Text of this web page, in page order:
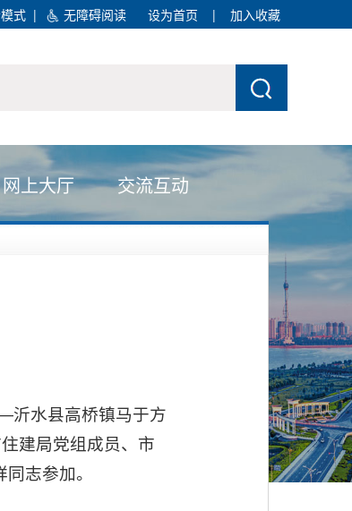
式 | 无障碍阅读 设为首页 | 加入收藏
网上大厅 交流互动
沂水县高桥镇马于方
建局党组成员、市
志参加。